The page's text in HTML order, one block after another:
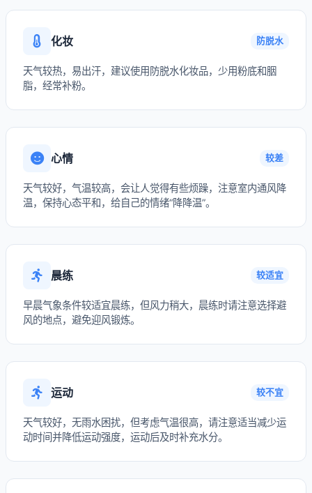
化妆 防脱水
天气较热，易出汗，建议使用防脱水化妆品，少用粉底和胭
脂，经常补粉。
心情 较差
天气较好，气温较高，会让人觉得有些烦躁，注意室内通风降
温，保持心态平和，给自己的情绪“降降温”。
晨练 较适宜
早晨气象条件较适宜晨练，但风力稍大，晨练时请注意选择避
风的地点，避免迎风锻炼。
运动 较不宜
天气较好，无雨水困扰，但考虑气温很高，请注意适当减少运
动时间并降低运动强度，运动后及时补充水分。